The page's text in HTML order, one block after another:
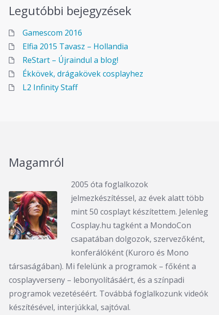
Legutóbbi bejegyzések
Gamescom 2016
Elfia 2015 Tavasz – Hollandia
ReStart – Újraindul a blog!
Ékkövek, drágakövek cosplayhez
L2 Infinity Staff
Magamról
2005 óta foglalkozok
jelmezkészítéssel, az évek alatt több
mint 50 cosplayt készítettem. Jelenleg
Cosplay.hu tagként a MondoCon
csapatában dolgozok, szervezőként,
konferálóként (Kuroro és Mono
társaságában). Mi felelünk a programok – főként a
cosplayverseny – lebonyolításáért, és a színpadi
programok vezetéséért. Továbbá foglalkozunk videók
készítésével, interjúkkal, sajtóval.